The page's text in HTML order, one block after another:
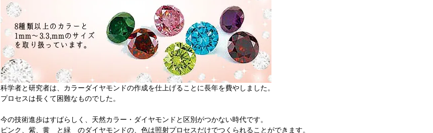
科学者と研究者は、カラーダイヤモンドの作成を仕上げることに長年を費やしました。
プロセスは長くて困難なものでした。
今の技術進歩はすばらしく、天然カラー・ダイヤモンドと区別がつかない時代です。
ピンク、紫、黄 と緑 のダイヤモンドの、色は照射プロセスだけでつくられることができます。